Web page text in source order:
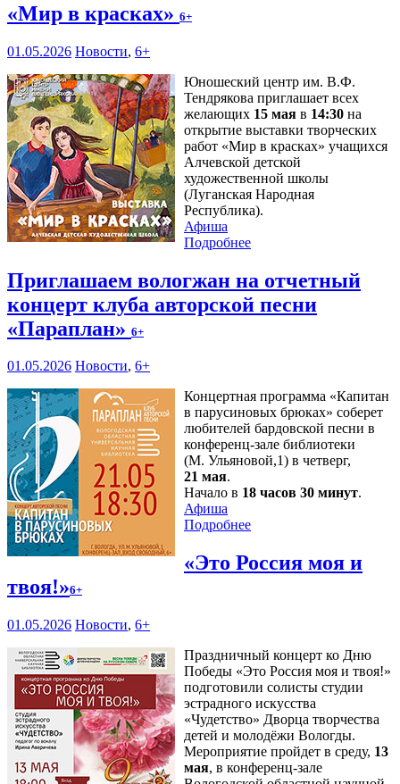
«Мир в красках» 6+
01.05.2026 Новости, 6+
Юношеский центр им. В.Ф.
Тендрякова приглашает всех
желающих 15 мая в 14:30 на
открытие выставки творческих
работ «Мир в красках» учащихся
Алчевской детской
художественной школы
(Луганская Народная
Республика).
Афиша
Подробнее
Приглашаем вологжан на отчетный
концерт клуба авторской песни
«Параплан» 6+
01.05.2026 Новости, 6+
Концертная программа «Капитан
в парусиновых брюках» соберет
любителей бардовской песни в
конференц-зале библиотеки
(М. Ульяновой,1) в четверг,
21 мая.
Начало в 18 часов 30 минут.
Афиша
Подробнее
«Это Россия моя и
твоя!»6+
01.05.2026 Новости, 6+
Праздничный концерт ко Дню
Победы «Это Россия моя и твоя!»
подготовили солисты студии
эстрадного искусства
«Чудетство» Дворца творчества
детей и молодёжи Вологды.
Мероприятие пройдет в среду, 13
мая, в конференц-зале